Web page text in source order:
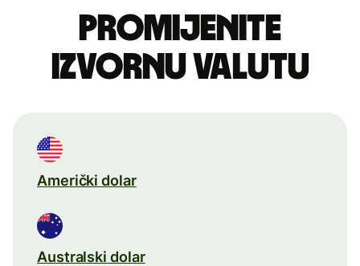
Promijenite
izvornu valutu
Američki dolar
Australski dolar